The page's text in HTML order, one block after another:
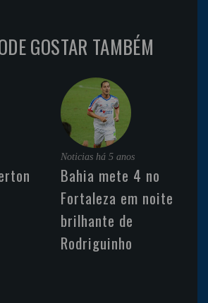
GOSTAR TAMBÉM
Noticias há 5 anos
Bahia mete 4 no
Fortaleza em noite
brilhante de
Rodriguinho